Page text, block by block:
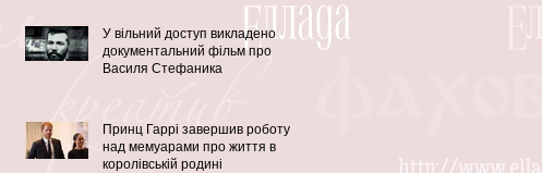
У вільний доступ викладено
документальний фільм про
Василя Стефаника
Принц Гаррі завершив роботу
над мемуарами про життя в
королівській родині